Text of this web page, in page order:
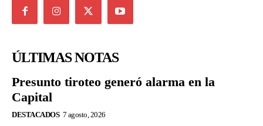
ÚLTIMAS NOTAS
Presunto tiroteo generó alarma en la
Capital
DESTACADOS 7 agosto, 2026